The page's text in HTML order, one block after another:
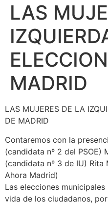
LAS
MADRID
LAS MUJERES DE LA
DE MADRID
Contaremos con la
(candidata nº 2 del PSOE)
(candidata nº 3 de IU)
Ahora Madrid)
Las elecciones
vida de los ciudadanos,